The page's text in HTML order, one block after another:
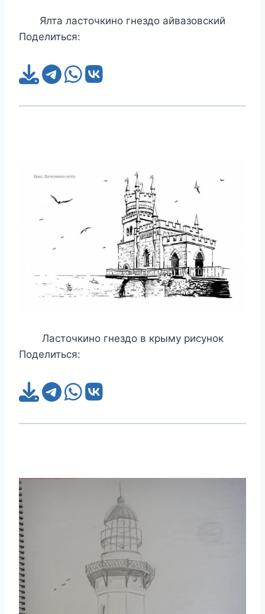
Ялта ласточкино гнездо айвазовский
Поделиться:
Ласточкино гнездо в крыму рисунок
Поделиться: